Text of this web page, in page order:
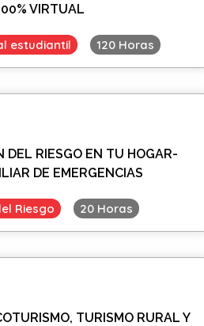
VIRTUAL
estudiantil 120 Horas
DEL RIESGO EN TU HOGAR-
DE EMERGENCIAS
Riesgo 20 Horas
TURISMO RURAL Y